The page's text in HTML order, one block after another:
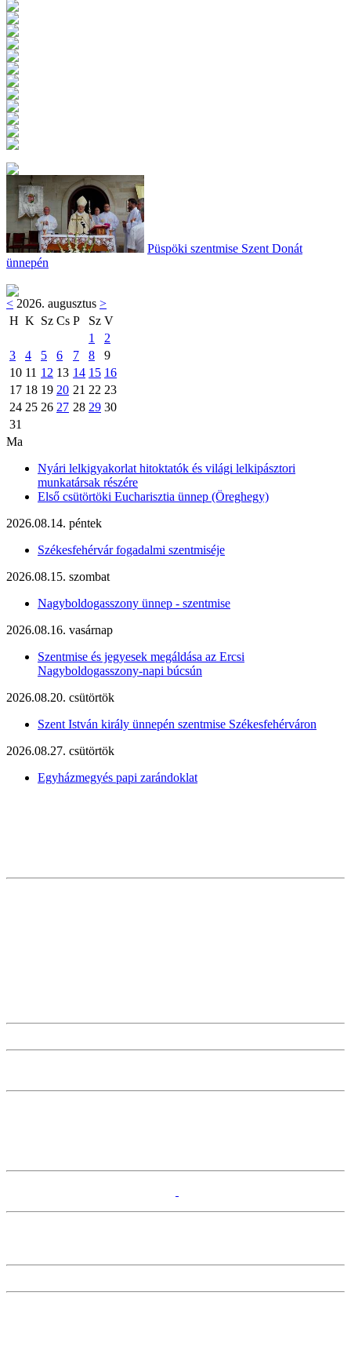
Püspöki szentmise Szent Donát
ünnepén
< 2026. augusztus >
H K Sz Cs P Sz V
1
2
3
4 5 6 7 8
9
10 11 12 13 14 15 16
17 18 19 20 21 22 23
24 25 26 27 28 29 30
31
Ma
Nyári lelkigyakorlat hitoktatók és világi lelkipásztori
munkatársak részére
Első csütörtöki Eucharisztia ünnep (Öreghegy)
2026.08.14. péntek
Székesfehérvár fogadalmi szentmiséje
2026.08.15. szombat
Nagyboldogasszony ünnep - szentmise
2026.08.16. vasárnap
Szentmise és jegyesek megáldása az Ercsi
Nagyboldogasszony-napi búcsún
2026.08.20. csütörtök
Szent István király ünnepén szentmise Székesfehérváron
2026.08.27. csütörtök
Egyházmegyés papi zarándoklat